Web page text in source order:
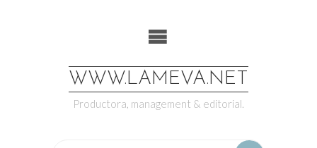
WWW.LAMEVA.NET
Productora, management & editorial.